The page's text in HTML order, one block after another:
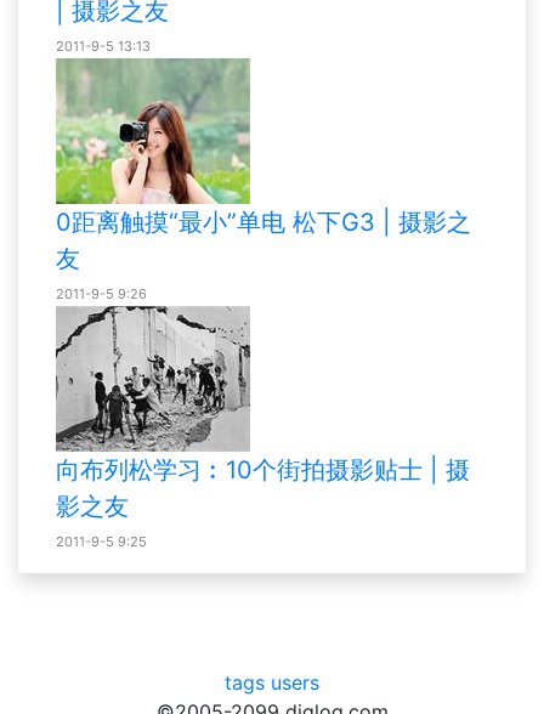
| 摄影之友
2011-9-5 13:13
0距离触摸“最小”单电 松下G3 | 摄影之
友
2011-9-5 9:26
向布列松学习︰10个街拍摄影贴士 | 摄
影之友
2011-9-5 9:25
tags users